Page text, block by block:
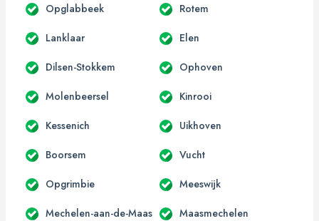
Opglabbeek Rotem
Lanklaar Elen
Dilsen-Stokkem Ophoven
Molenbeersel Kinrooi
Kessenich Uikhoven
Boorsem Vucht
Opgrimbie Meeswijk
Mechelen-aan-de-Maas Maasmechelen